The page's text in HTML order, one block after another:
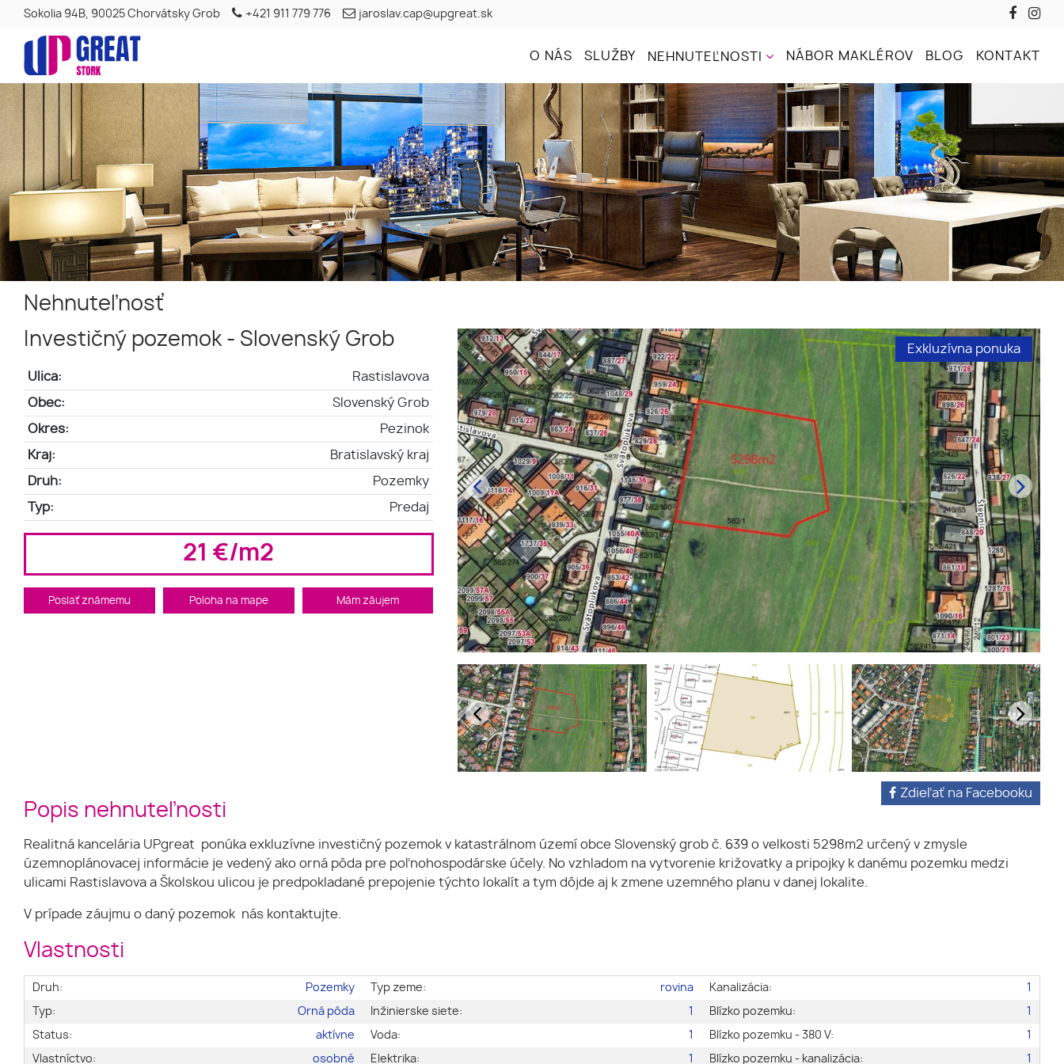
Sokolia 94B, 90025 Chorvátsky Grob +421 911 779 776 jaroslav.cap@upgreat.sk
O NÁS SLUŽBY NEHNUTEĽNOSTI NÁBOR MAKLÉROV BLOG KONTAKT
Nehnuteľnosť
Investičný pozemok - Slovenský Grob
Ulica: Rastislavova
Obec: Slovenský Grob
Okres: Pezinok
Kraj: Bratislavský kraj
Druh: Pozemky
Typ: Predaj
21 €/m2
Poslať známemu Poloha na mape Mám záujem
Exkluzívna ponuka
Popis nehnuteľnosti
Zdieľať na Facebooku
Realitná kancelária UPgreat ponúka exkluzívne investičný pozemok v katastrálnom území obce Slovenský grob č. 639 o velkosti 5298m2 určený v zmysle
územnoplánovacej informácie je vedený ako orná pôda pre poľnohospodárske účely. No vzhladom na vytvorenie križovatky a pripojky k danému pozemku medzi
ulicami Rastislavova a Školskou ulicou je predpokladané prepojenie týchto lokalít a tym dôjde aj k zmene uzemného planu v danej lokalite.
V prípade záujmu o daný pozemok nás kontaktujte.
Vlastnosti
Druh:
Pozemky
Typ:
Orná pôda
Status:
aktívne
Vlastníctvo:
osobné
Typ zeme:
rovina
Inžinierske siete:
1
Voda:
1
Elektrika:
1
Kanalizácia:
1
Blízko pozemku:
1
Blízko pozemku - 380 V:
1
Blízko pozemku - kanalizácia:
1